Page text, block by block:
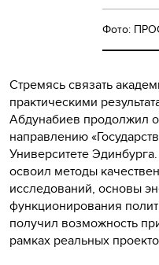
Фото:
Стремясь связать
практическими
Абдунабиев продолжил
направлению
Университете
освоил методы
исследований, основы
функционирования
получил возможность
рамках реальных